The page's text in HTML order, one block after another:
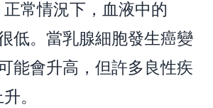
常情況下，血液中的
低。當乳腺細胞發生癌變
能會升高，但許多良性疾
。